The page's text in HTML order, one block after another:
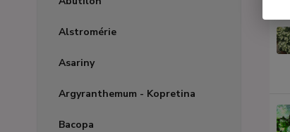
Alstromérie
Asariny
Argyranthemum - Kopretina
Bacopa